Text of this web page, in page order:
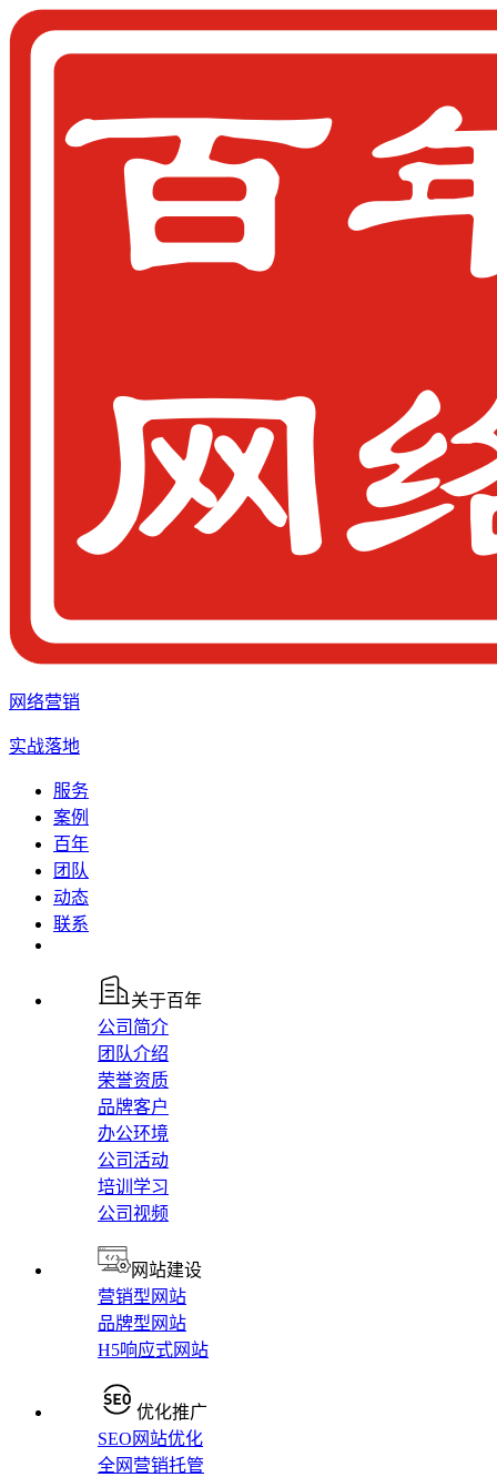
网络营销
实战落地
服务
案例
百年
团队
动态
联系
关于百年
公司简介
团队介绍
荣誉资质
品牌客户
办公环境
公司活动
培训学习
公司视频
网站建设
营销型网站
品牌型网站
H5响应式网站
优化推广
SEO网站优化
全网营销托管